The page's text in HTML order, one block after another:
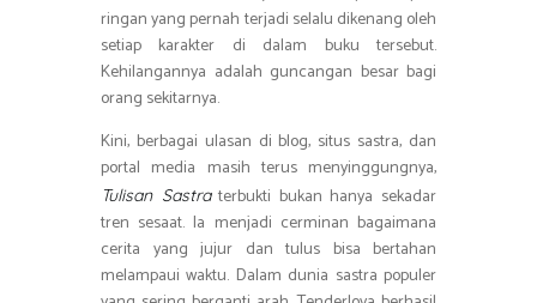
ringan yang pernah terjadi selalu dikenang oleh
setiap karakter di dalam buku tersebut.
Kehilangannya adalah guncangan besar bagi
orang sekitarnya.
Kini, berbagai ulasan di blog, situs sastra, dan
portal media masih terus menyinggungnya,
Tulisan Sastraterbukti bukan hanya sekadar
tren sesaat. Ia menjadi cerminan bagaimana
cerita yang jujur dan tulus bisa bertahan
melampaui waktu. Dalam dunia sastra populer